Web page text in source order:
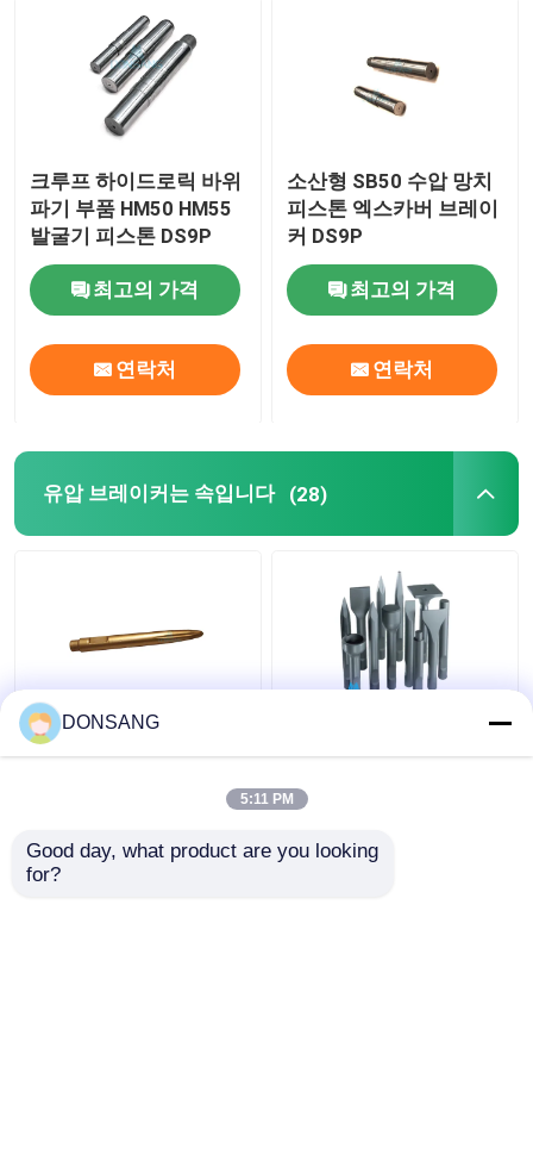
크루프 하이드로릭 바위
파기 부품 HM50 HM55
발굴기 피스톤 DS9P
최고의 가격
연락처
소산형 SB50 수압 망치
피스톤 엑스카버 브레이
커 DS9P
최고의 가격
연락처
유압 브레이커는 속입니다 (28)
모일 포인트 수압 바위
망치 도구 135mm 지름
최고의 가격
뚫기 찌개 135mm 디아
수압 망치 부품 찌개
DS8C
최고의 가격
DONSANG
5:11 PM
Good day, what product are you looking
for?